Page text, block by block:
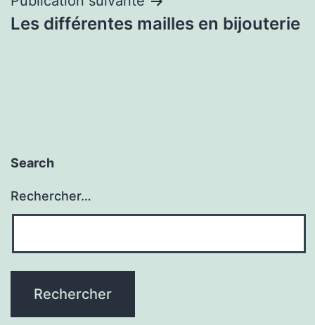
Les différentes mailles en bijouterie
Search
Rechercher…